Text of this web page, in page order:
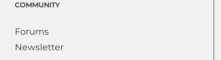
COMMUNITY
Forums
Newsletter